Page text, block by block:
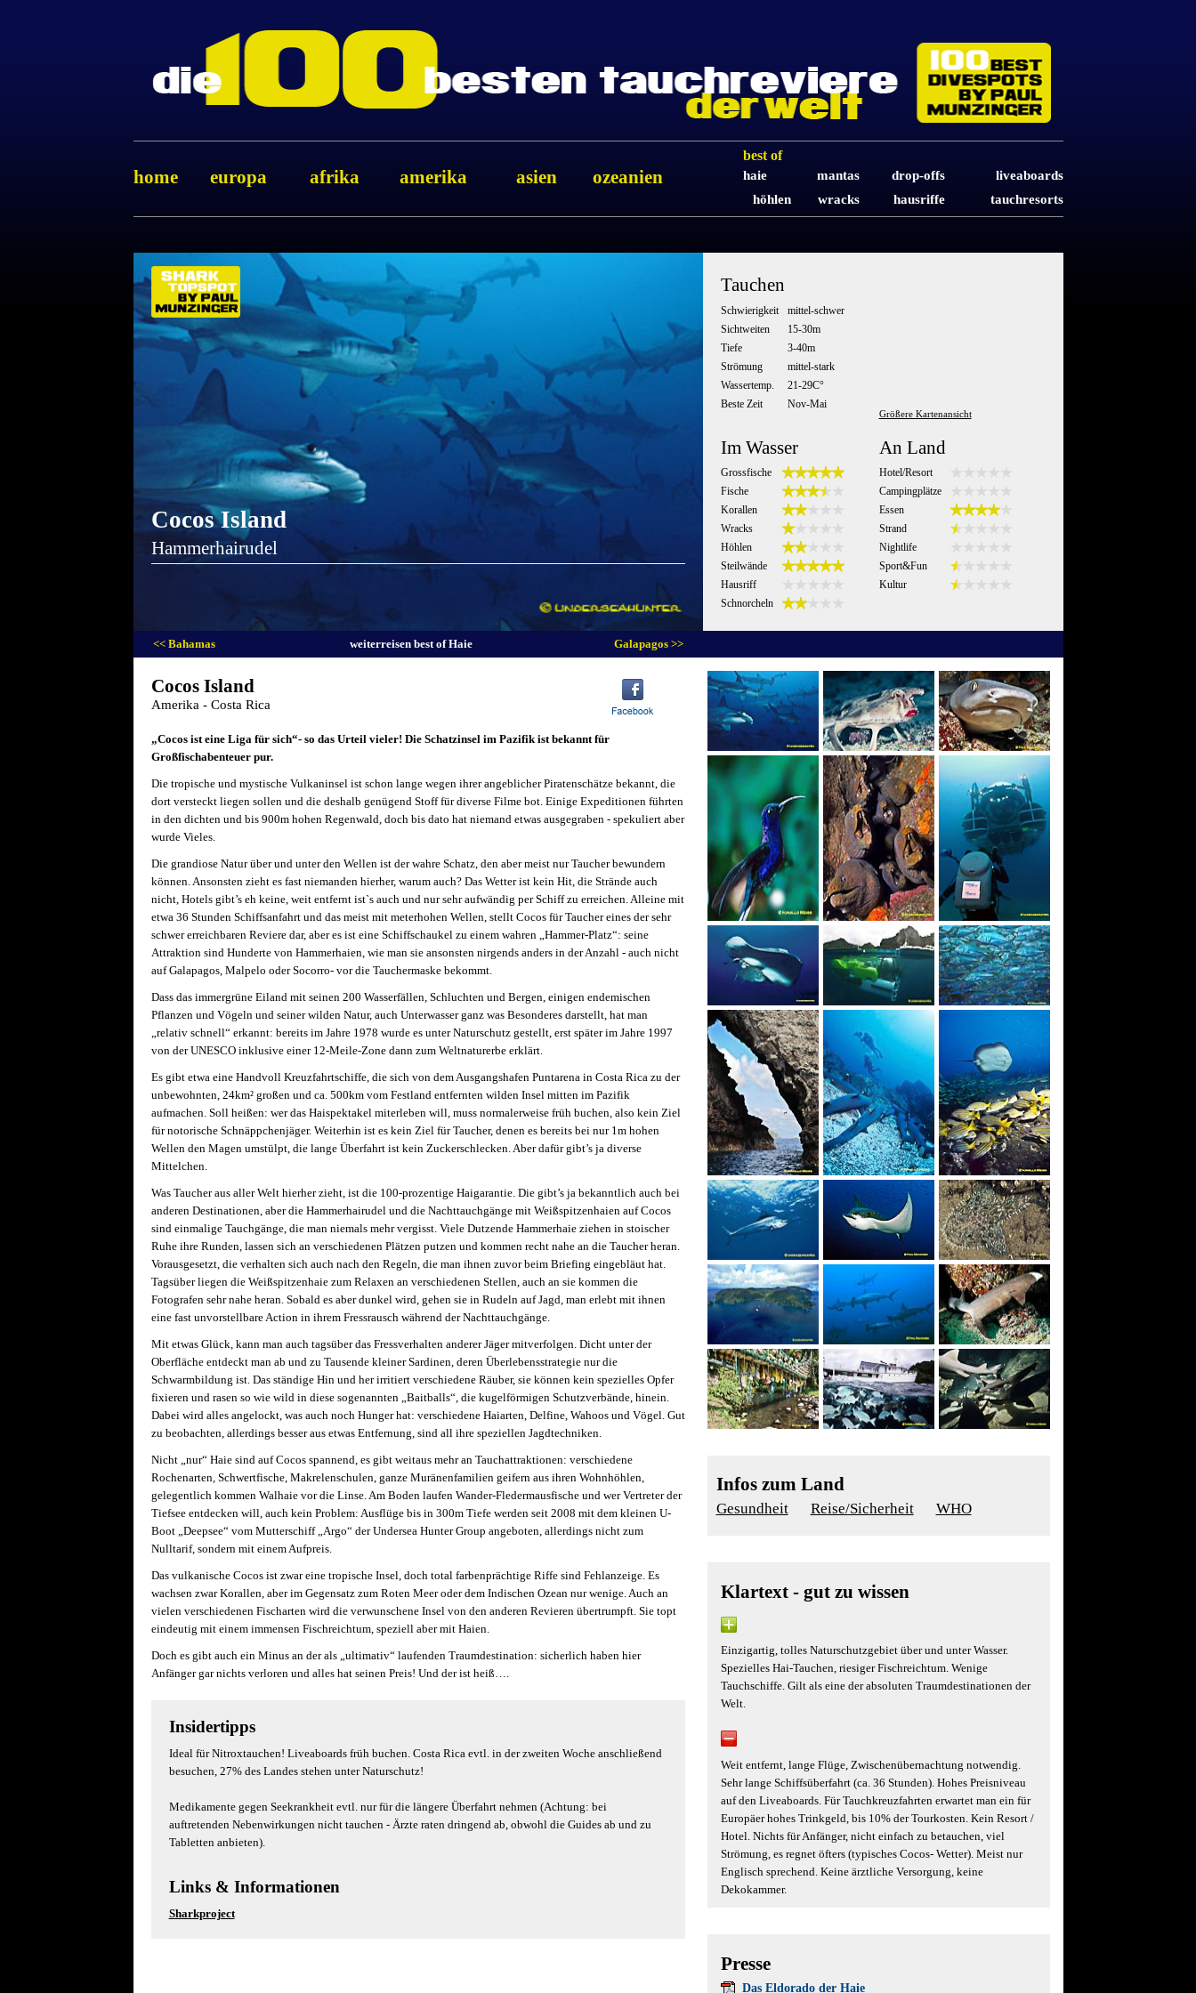
home europa afrika amerika asien ozeanien
best of
haie mantas drop-offs
liveaboards
höhlen
wracks hausriffe tauchresorts
Cocos Island
Hammerhairudel
Tauchen
Größere Kartenansicht
Schwierigkeit
mittel-schwer
Sichtweiten
15-30m
Tiefe
3-40m
Strömung
mittel-stark
Wassertemp.
21-29C°
Beste Zeit
Nov-Mai
Im Wasser An Land
Grossfische
Fische
Korallen
Wracks
Höhlen
Steilwände
Hausriff
Schnorcheln
Hotel/Resort
Campingplätze
Essen
Strand
Nightlife
Sport&Fun
Kultur
<< Bahamas weiterreisen best of Haie Galapagos >>
Cocos Island
Amerika - Costa Rica
„Cocos ist eine Liga für sich“- so das Urteil vieler! Die Schatzinsel im Pazifik ist bekannt für
Großfischabenteuer pur.
Die tropische und mystische Vulkaninsel ist schon lange wegen ihrer angeblicher Piratenschätze bekannt, die
dort versteckt liegen sollen und die deshalb genügend Stoff für diverse Filme bot. Einige Expeditionen führten
in den dichten und bis 900m hohen Regenwald, doch bis dato hat niemand etwas ausgegraben - spekuliert aber
wurde Vieles.
Die grandiose Natur über und unter den Wellen ist der wahre Schatz, den aber meist nur Taucher bewundern
können. Ansonsten zieht es fast niemanden hierher, warum auch? Das Wetter ist kein Hit, die Strände auch
nicht, Hotels gibt’s eh keine, weit entfernt ist`s auch und nur sehr aufwändig per Schiff zu erreichen. Alleine mit
etwa 36 Stunden Schiffsanfahrt und das meist mit meterhohen Wellen, stellt Cocos für Taucher eines der sehr
schwer erreichbaren Reviere dar, aber es ist eine Schiffschaukel zu einem wahren „Hammer-Platz“: seine
Attraktion sind Hunderte von Hammerhaien, wie man sie ansonsten nirgends anders in der Anzahl - auch nicht
auf Galapagos, Malpelo oder Socorro- vor die Tauchermaske bekommt.
Dass das immergrüne Eiland mit seinen 200 Wasserfällen, Schluchten und Bergen, einigen endemischen
Pflanzen und Vögeln und seiner wilden Natur, auch Unterwasser ganz was Besonderes darstellt, hat man
„relativ schnell“ erkannt: bereits im Jahre 1978 wurde es unter Naturschutz gestellt, erst später im Jahre 1997
von der UNESCO inklusive einer 12-Meile-Zone dann zum Weltnaturerbe erklärt.
Es gibt etwa eine Handvoll Kreuzfahrtschiffe, die sich von dem Ausgangshafen Puntarena in Costa Rica zu der
unbewohnten, 24km² großen und ca. 500km vom Festland entfernten wilden Insel mitten im Pazifik
aufmachen. Soll heißen: wer das Haispektakel miterleben will, muss normalerweise früh buchen, also kein Ziel
für notorische Schnäppchenjäger. Weiterhin ist es kein Ziel für Taucher, denen es bereits bei nur 1m hohen
Wellen den Magen umstülpt, die lange Überfahrt ist kein Zuckerschlecken. Aber dafür gibt’s ja diverse
Mittelchen.
Was Taucher aus aller Welt hierher zieht, ist die 100-prozentige Haigarantie. Die gibt’s ja bekanntlich auch bei
anderen Destinationen, aber die Hammerhairudel und die Nachttauchgänge mit Weißspitzenhaien auf Cocos
sind einmalige Tauchgänge, die man niemals mehr vergisst. Viele Dutzende Hammerhaie ziehen in stoischer
Ruhe ihre Runden, lassen sich an verschiedenen Plätzen putzen und kommen recht nahe an die Taucher heran.
Vorausgesetzt, die verhalten sich auch nach den Regeln, die man ihnen zuvor beim Briefing eingebläut hat.
Tagsüber liegen die Weißspitzenhaie zum Relaxen an verschiedenen Stellen, auch an sie kommen die
Fotografen sehr nahe heran. Sobald es aber dunkel wird, gehen sie in Rudeln auf Jagd, man erlebt mit ihnen
eine fast unvorstellbare Action in ihrem Fressrausch während der Nachttauchgänge.
Mit etwas Glück, kann man auch tagsüber das Fressverhalten anderer Jäger mitverfolgen. Dicht unter der
Oberfläche entdeckt man ab und zu Tausende kleiner Sardinen, deren Überlebensstrategie nur die
Schwarmbildung ist. Das ständige Hin und her irritiert verschiedene Räuber, sie können kein spezielles Opfer
fixieren und rasen so wie wild in diese sogenannten „Baitballs“, die kugelförmigen Schutzverbände, hinein.
Dabei wird alles angelockt, was auch noch Hunger hat: verschiedene Haiarten, Delfine, Wahoos und Vögel. Gut
zu beobachten, allerdings besser aus etwas Entfernung, sind all ihre speziellen Jagdtechniken.
Nicht „nur“ Haie sind auf Cocos spannend, es gibt weitaus mehr an Tauchattraktionen: verschiedene
Rochenarten, Schwertfische, Makrelenschulen, ganze Muränenfamilien geifern aus ihren Wohnhöhlen,
gelegentlich kommen Walhaie vor die Linse. Am Boden laufen Wander-Fledermausfische und wer Vertreter der
Tiefsee entdecken will, auch kein Problem: Ausflüge bis in 300m Tiefe werden seit 2008 mit dem kleinen U-
Boot „Deepsee“ vom Mutterschiff „Argo“ der Undersea Hunter Group angeboten, allerdings nicht zum
Nulltarif, sondern mit einem Aufpreis.
Das vulkanische Cocos ist zwar eine tropische Insel, doch total farbenprächtige Riffe sind Fehlanzeige. Es
wachsen zwar Korallen, aber im Gegensatz zum Roten Meer oder dem Indischen Ozean nur wenige. Auch an
vielen verschiedenen Fischarten wird die verwunschene Insel von den anderen Revieren übertrumpft. Sie topt
eindeutig mit einem immensen Fischreichtum, speziell aber mit Haien.
Doch es gibt auch ein Minus an der als „ultimativ“ laufenden Traumdestination: sicherlich haben hier
Anfänger gar nichts verloren und alles hat seinen Preis! Und der ist heiß….
Insidertipps
Ideal für Nitroxtauchen! Liveaboards früh buchen. Costa Rica evtl. in der zweiten Woche anschließend
besuchen, 27% des Landes stehen unter Naturschutz!
Medikamente gegen Seekrankheit evtl. nur für die längere Überfahrt nehmen (Achtung: bei
auftretenden Nebenwirkungen nicht tauchen - Ärzte raten dringend ab, obwohl die Guides ab und zu
Tabletten anbieten).
Links & Informationen
Sharkproject
Infos zum Land
Gesundheit Reise/Sicherheit WHO
Klartext - gut zu wissen
Einzigartig, tolles Naturschutzgebiet über und unter Wasser.
Spezielles Hai-Tauchen, riesiger Fischreichtum. Wenige
Tauchschiffe. Gilt als eine der absoluten Traumdestinationen der
Welt.
Weit entfernt, lange Flüge, Zwischenübernachtung notwendig.
Sehr lange Schiffsüberfahrt (ca. 36 Stunden). Hohes Preisniveau
auf den Liveaboards. Für Tauchkreuzfahrten erwartet man ein für
Europäer hohes Trinkgeld, bis 10% der Tourkosten. Kein Resort /
Hotel. Nichts für Anfänger, nicht einfach zu betauchen, viel
Strömung, es regnet öfters (typisches Cocos- Wetter). Meist nur
Englisch sprechend. Keine ärztliche Versorgung, keine
Dekokammer.
Presse
Das Eldorado der Haie